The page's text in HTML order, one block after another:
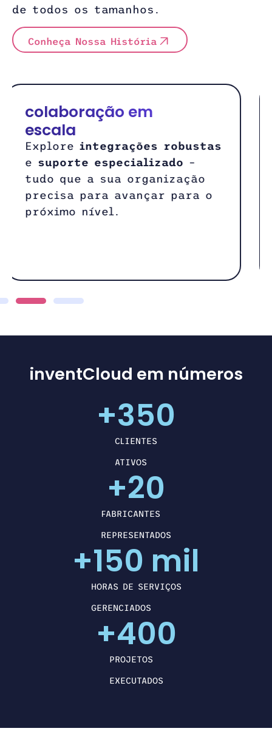
de todos os tamanhos.
Conheça Nossa História
informações
seguras
Mantenha seus dados sempre
atualizadosesincronizados
em toda a organização, e
gere valor de forma
eficiente.
inventCloud em números
CLIENTES
ATIVOS
+350
FABRICANTES
REPRESENTADOS
+20
HORAS DE SERVIÇOS
GERENCIADOS
+150 mil
PROJETOS
EXECUTADOS
+400